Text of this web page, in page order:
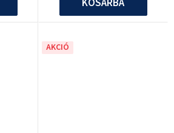
KOSÁRBA
AKCIÓ